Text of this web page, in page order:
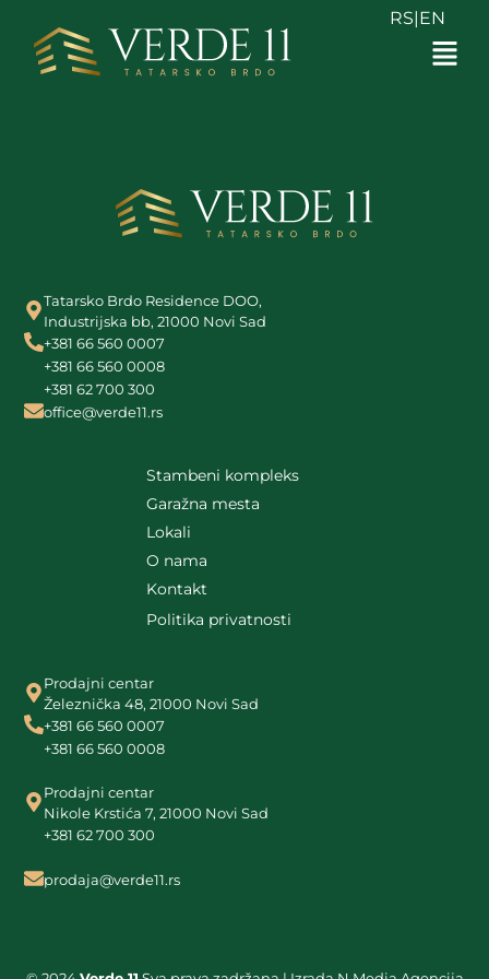
RS|EN
Tatarsko Brdo Residence DOO,
Industrijska bb, 21000 Novi Sad
+381 66 560 0007
+381 66 560 0008
+381 62 700 300
office@verde11.rs
Stambeni kompleks
Garažna mesta
Lokali
O nama
Kontakt
Politika privatnosti
Prodajni centar
Železnička 48, 21000 Novi Sad
+381 66 560 0007
+381 66 560 0008
Prodajni centar
Nikole Krstića 7, 21000 Novi Sad
+381 62 700 300
prodaja@verde11.rs